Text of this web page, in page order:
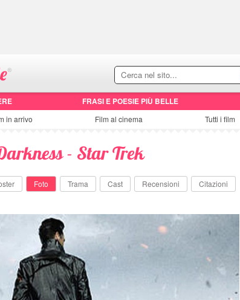
FRASI E POESIE PIÙ BELLE
in arrivo Film al cinema Tutti i film
- Star Trek
Foto Trama Cast Recensioni Citazioni